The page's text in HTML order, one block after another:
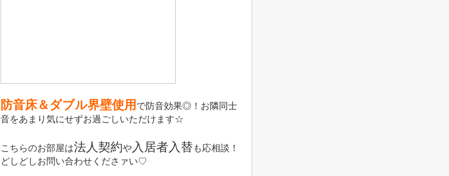
防音床＆ダブル界壁使用 で防音効果◎！お隣同士
音をあまり気にせずお過ごしいただけます☆
こちらのお部屋は法人契約や 入居者入替 も応相談！
どしどしお問い合わせくださァい♡